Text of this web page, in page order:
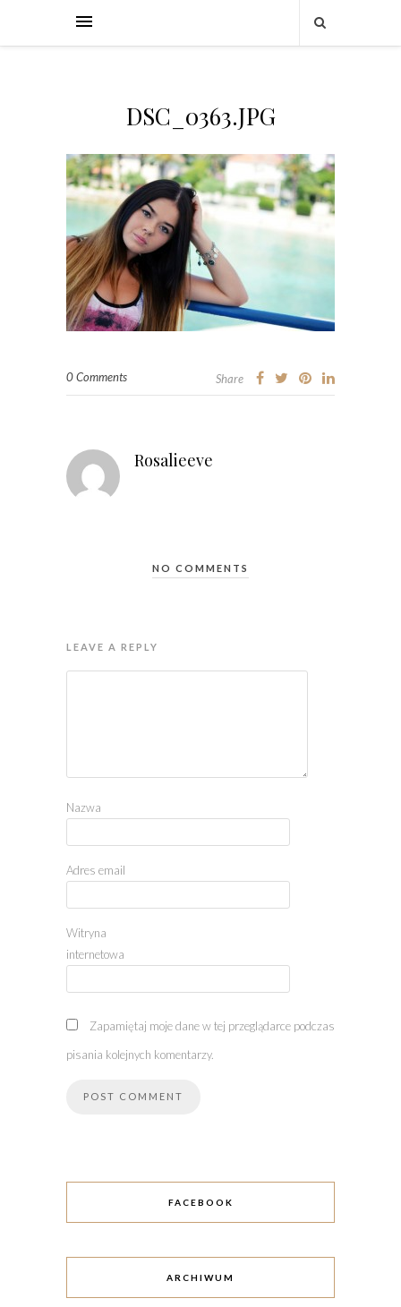
DSC_0363.JPG
0 Comments Share
Rosalieeve
NO COMMENTS
LEAVE A REPLY
Nazwa
Adres email
Witryna
internetowa
Zapamiętaj moje dane w tej przeglądarce podczas
pisania kolejnych komentarzy.
FACEBOOK
ARCHIWUM